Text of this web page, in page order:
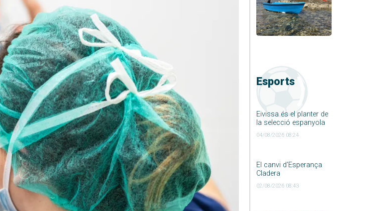
Esports
Eivissa és el planter de
la selecció espanyola
04/08/2026 08:24
El canvi d’Esperança
Cladera
02/08/2026 08:43